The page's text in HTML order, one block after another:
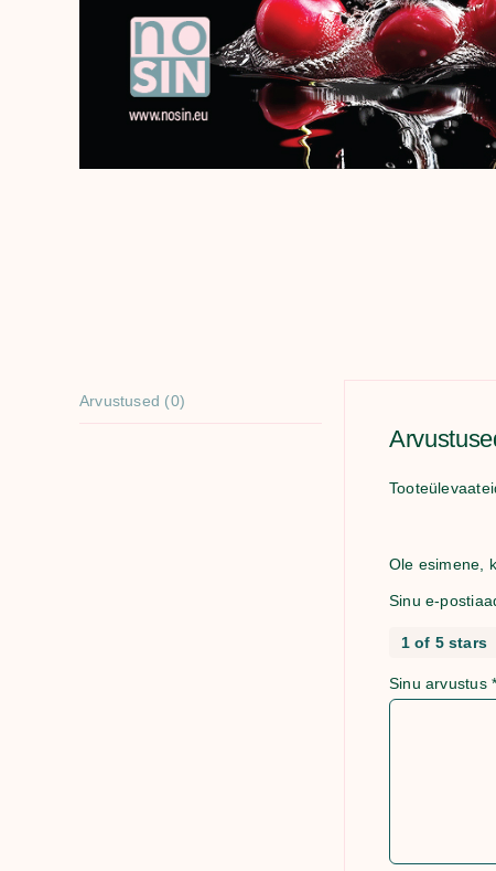
Arvustused (0)
Ole esimene,
Sinu e-
1 of 5 stars
Sinu arvustus *